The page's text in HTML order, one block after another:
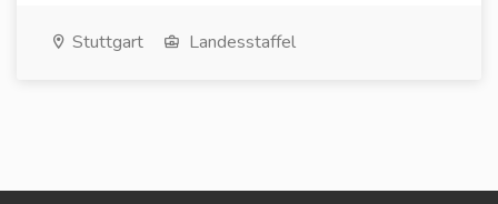
Stuttgart Landesstaffel